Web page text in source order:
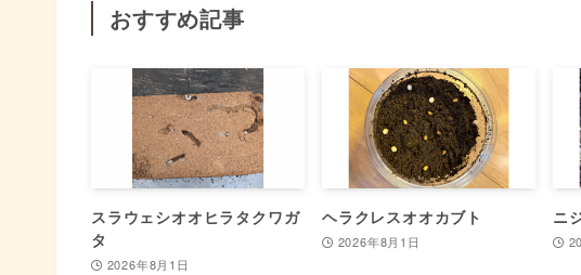
おすすめ記事
スラウェシオオヒラタクワガ
タ
2026年8月1日
ヘラクレスオオカブト
2026年8月1日
ニ